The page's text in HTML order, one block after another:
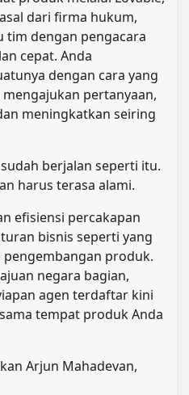
dari firma hukum,
dengan pengacara
cepat. Anda
dengan cara yang
pertanyaan,
meningkatkan seiring
berjalan seperti itu.
harus terasa alami.
efisiensi percakapan
bisnis seperti yang
produk.
negara bagian,
agen terdaftar kini
tempat produk Anda
Arjun Mahadevan,